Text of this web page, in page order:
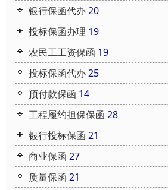
银行保函代办20
投标保函办理 19
农民工工资保函 19
投标保函代办25
预付款保函 14
工程履约担保保函 28
银行投标保函 21
商业保函 27
质量保函 21